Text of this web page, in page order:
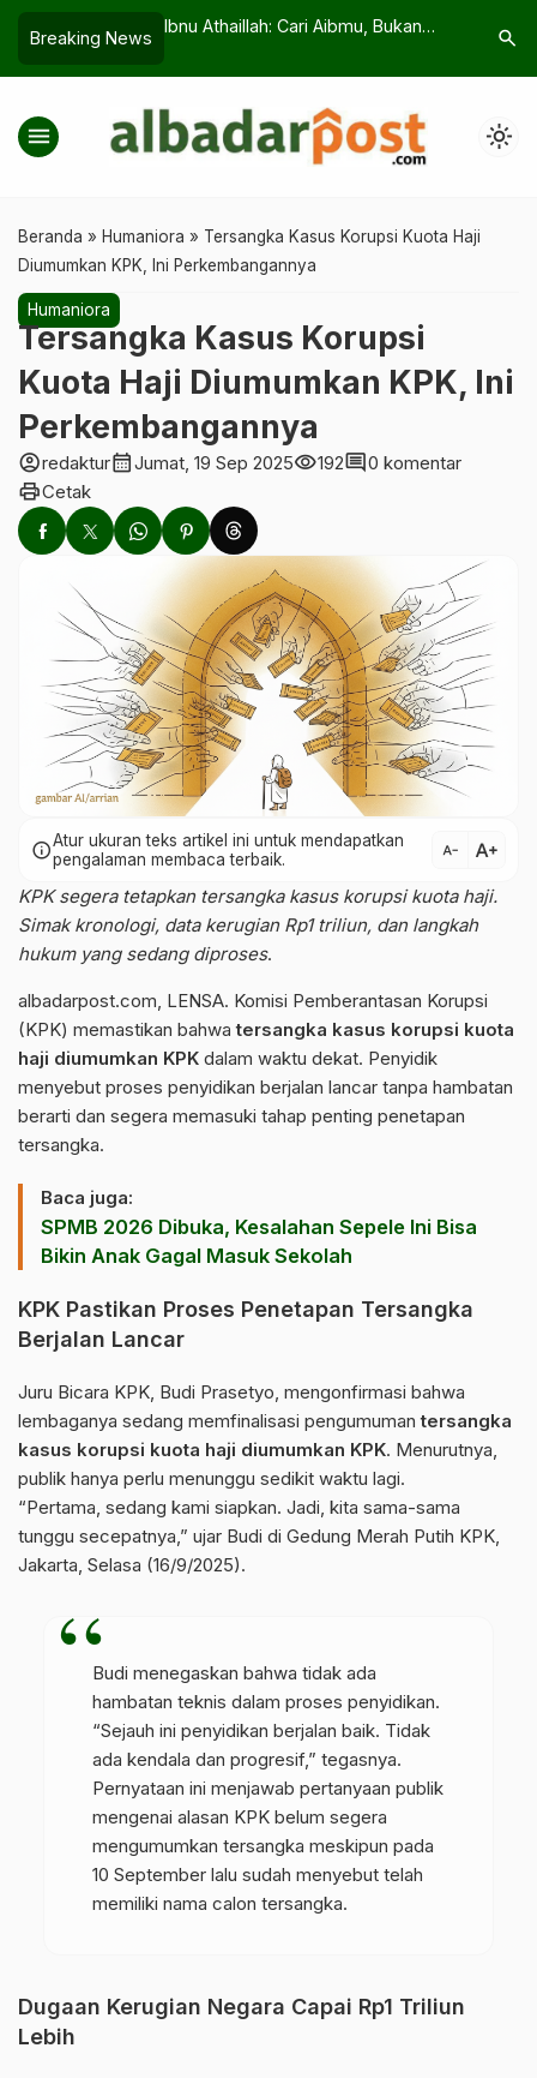
Breaking News
Dampak 5 Juta Akun Anak Dihapus,
Banyak
Rumah
search
menu light_mode
Beranda » Humaniora » Tersangka Kasus Korupsi Kuota Haji
Diumumkan KPK, Ini Perkembangannya
Humaniora
Tersangka Kasus Korupsi
Kuota Haji Diumumkan KPK, Ini
Perkembangannya
account_circleredakturcalendar_monthJumat, 19 Sep 2025visibility192comment0 komentar
printCetak
infoAtur ukuran teks artikel ini untuk mendapatkan
pengalaman membaca terbaik.
text_decrease text_increase
KPK segera tetapkan tersangka kasus korupsi kuota haji.
Simak kronologi, data kerugian Rp1 triliun, dan langkah
hukum yang sedang diproses.
albadarpost.com, LENSA. Komisi Pemberantasan Korupsi
(KPK) memastikan bahwatersangka kasus korupsi kuota
haji diumumkan KPK dalam waktu dekat. Penyidik
menyebut proses penyidikan berjalan lancar tanpa hambatan
berarti dan segera memasuki tahap penting penetapan
tersangka.
Baca juga:
SPMB 2026 Dibuka, Kesalahan Sepele Ini Bisa
Bikin Anak Gagal Masuk Sekolah
KPK Pastikan Proses Penetapan Tersangka
Berjalan Lancar
Juru Bicara KPK, Budi Prasetyo, mengonfirmasi bahwa
lembaganya sedang memfinalisasi pengumumantersangka
kasus korupsi kuota haji diumumkan KPK. Menurutnya,
publik hanya perlu menunggu sedikit waktu lagi.
“Pertama, sedang kami siapkan. Jadi, kita sama-sama
tunggu secepatnya,” ujar Budi di Gedung Merah Putih KPK,
Jakarta, Selasa (16/9/2025).
Budi menegaskan bahwa tidak ada
hambatan teknis dalam proses penyidikan.
“Sejauh ini penyidikan berjalan baik. Tidak
ada kendala dan progresif,” tegasnya.
Pernyataan ini menjawab pertanyaan publik
mengenai alasan KPK belum segera
mengumumkan tersangka meskipun pada
10 September lalu sudah menyebut telah
memiliki nama calon tersangka.
Dugaan Kerugian Negara Capai Rp1 Triliun
Lebih